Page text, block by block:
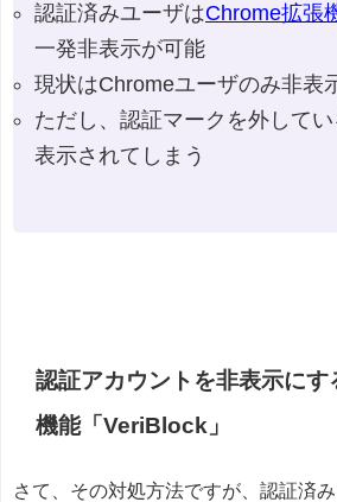
認証済みユーザはChrome拡張
一発非表示が可能
現状はChromeユーザのみ非表
ただし、認証マークを外して
表示されてしまう
認証アカウントを非表示に
機能「VeriBlock」
さて、その対処方法ですが、認証済